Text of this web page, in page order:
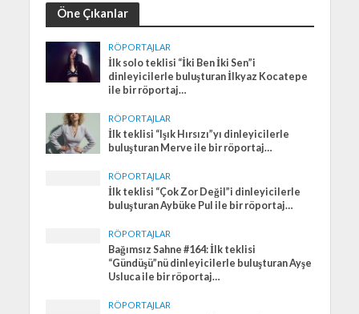
Öne Çıkanlar
RÖPORTAJLAR
İlk solo teklisi “İki Ben İki Sen”i
dinleyicilerle buluşturan İlkyaz Kocatepe
ile bir röportaj…
RÖPORTAJLAR
İlk teklisi “Işık Hırsızı”yı dinleyicilerle
buluşturan Merve ile bir röportaj…
RÖPORTAJLAR
İlk teklisi “Çok Zor Değil”i dinleyicilerle
buluşturan Aybüke Pul ile bir röportaj…
RÖPORTAJLAR
Bağımsız Sahne #164: İlk teklisi
“Gündüşü”nü dinleyicilerle buluşturan Ayşe
Usluca ile bir röportaj…
RÖPORTAJLAR